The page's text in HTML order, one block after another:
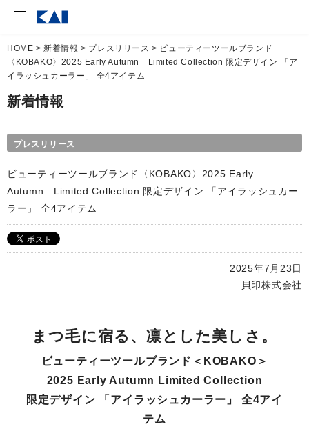
HOME >新着情報 > プレスリリース > ビューティーツールブランド
〈KOBAKO〉2025 Early Autumn Limited Collection 限定デザイン 「ア
イラッシュカーラー」 全4アイテム
新着情報
プレスリリース
ビューティーツールブランド〈KOBAKO〉2025 Early
Autumn Limited Collection 限定デザイン 「アイラッシュカー
ラー」 全4アイテム
2025年7月23日
貝印株式会社
まつ毛に宿る、凛とした美しさ。
ビューティーツールブランド＜KOBAKO＞
2025 Early Autumn Limited Collection
限定デザイン 「アイラッシュカーラー」 全4アイ
テム